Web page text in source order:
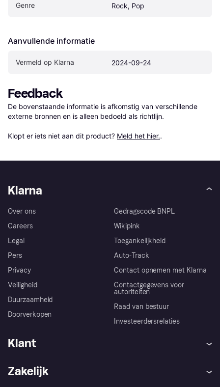
Genre Rock, Pop
Aanvullende informatie
Vermeld op Klarna 2024-09-24
Feedback
De bovenstaande informatie is afkomstig van verschillende
externe bronnen en is alleen bedoeld als richtlijn.
Klopt er iets niet aan dit product? Meld het hier..
Klarna
Over ons
Careers
Legal
Pers
Privacy
Veiligheid
Duurzaamheid
Doorverkopen
Gedragscode BNPL
Wikipink
Toegankelijkheid
Auto-Track
Contact opnemen met Klarna
Contactgegevens voor
autoriteiten
Raad van bestuur
Investeerdersrelaties
Klant
Zakelijk